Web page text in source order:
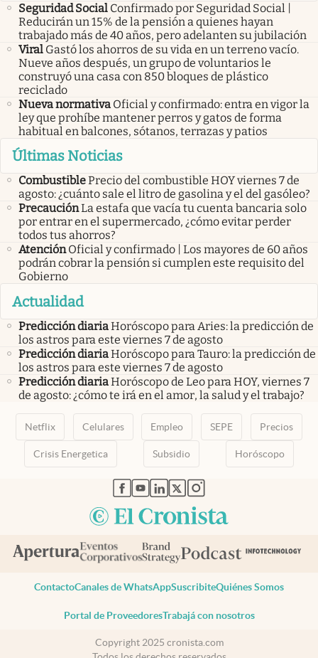
Seguridad Social Confirmado por Seguridad Social |
Reducirán un 15% de la pensión a quienes hayan
trabajado más de 40 años, pero adelanten su jubilación
Viral Gastó los ahorros de su vida en un terreno vacío.
Nueve años después, un grupo de voluntarios le
construyó una casa con 850 bloques de plástico
reciclado
Nueva normativa Oficial y confirmado: entra en vigor la
ley que prohíbe mantener perros y gatos de forma
habitual en balcones, sótanos, terrazas y patios
Últimas Noticias
CombustiblePrecio del combustible HOY viernes 7 de
agosto: ¿cuánto sale el litro de gasolina y el del gasóleo?
PrecauciónLa estafa que vacía tu cuenta bancaria solo
por entrar en el supermercado, ¿cómo evitar perder
todos tus ahorros?
Atención Oficial y confirmado | Los mayores de 60 años
podrán cobrar la pensión si cumplen este requisito del
Gobierno
Actualidad
Predicción diariaHoróscopo para Aries: la predicción de
los astros para este viernes 7 de agosto
Predicción diariaHoróscopo para Tauro: la predicción de
los astros para este viernes 7 de agosto
Predicción diariaHoróscopo de Leo para HOY, viernes 7
de agosto: ¿cómo te irá en el amor, la salud y el trabajo?
Netflix Celulares Empleo SEPE Precios
Crisis Energetica Subsidio Horóscopo
abre en nueva pestaña
abre en nueva pestaña
abre en nueva pestaña
abre en nueva pestaña
abre en nueva pestaña
ContactoCanales de WhatsAppSuscribiteQuiénes Somos
Portal de ProveedoresTrabajá con nosotros
Copyright 2025 cronista.com